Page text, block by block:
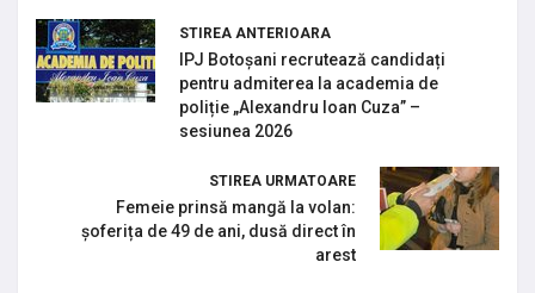
STIREA ANTERIOARA
IPJ Botoșani recrutează candidați
pentru admiterea la academia de
poliție „Alexandru Ioan Cuza” –
sesiunea 2026
STIREA URMATOARE
Femeie prinsă mangă la volan:
șoferița de 49 de ani, dusă direct în
arest